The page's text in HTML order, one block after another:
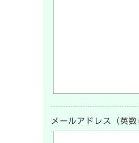
メールアドレス（英数